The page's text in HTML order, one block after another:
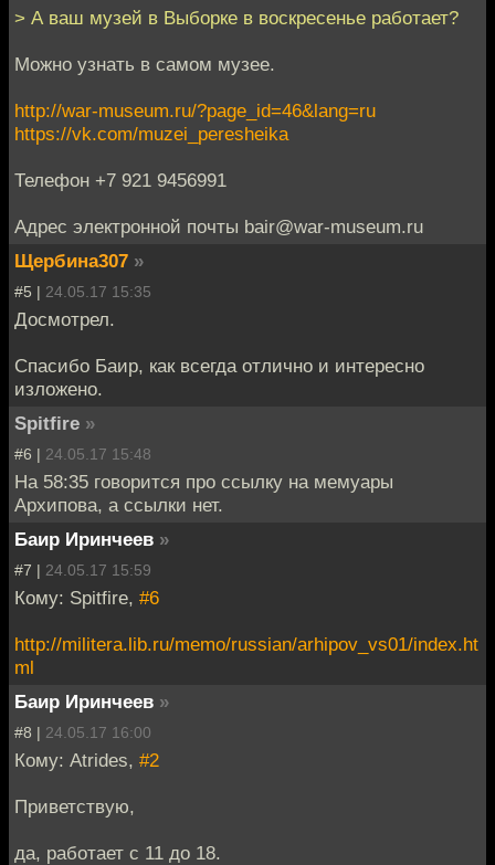
> А ваш музей в Выборке в воскресенье работает?
Можно узнать в самом музее.
http://war-museum.ru/?page_id=46&lang=ru
https://vk.com/muzei_peresheika
Телефон +7 921 9456991
Адрес электронной почты bair@war-museum.ru
Щербина307 »
#5 | 24.05.17 15:35
Досмотрел.
Спасибо Баир, как всегда отлично и интересно
изложено.
Spitfire »
#6 | 24.05.17 15:48
На 58:35 говорится про ссылку на мемуары
Архипова, а ссылки нет.
Баир Иринчеев »
#7 | 24.05.17 15:59
Кому: Spitfire, #6
http://militera.lib.ru/memo/russian/arhipov_vs01/index.ht
ml
Баир Иринчеев »
#8 | 24.05.17 16:00
Кому: Atrides, #2
Приветствую,
да, работает с 11 до 18.